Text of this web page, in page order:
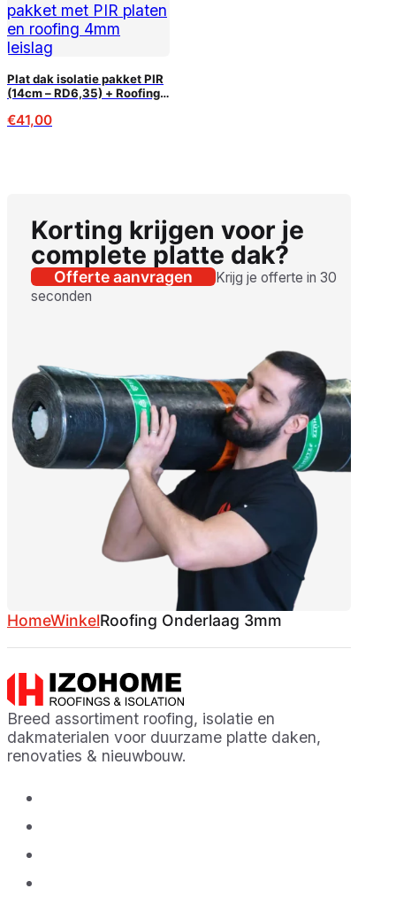
Plat dak isolatie pakket PIR
(14cm – RD6,35) + Roofing
€41,00
Korting krijgen voor je
complete platte dak?
Offerte aanvragen
Krijg je offerte in 30
seconden
HomeWinkelRoofing Onderlaag 3mm
Breed assortiment roofing, isolatie en
dakmaterialen voor duurzame platte daken,
renovaties & nieuwbouw.